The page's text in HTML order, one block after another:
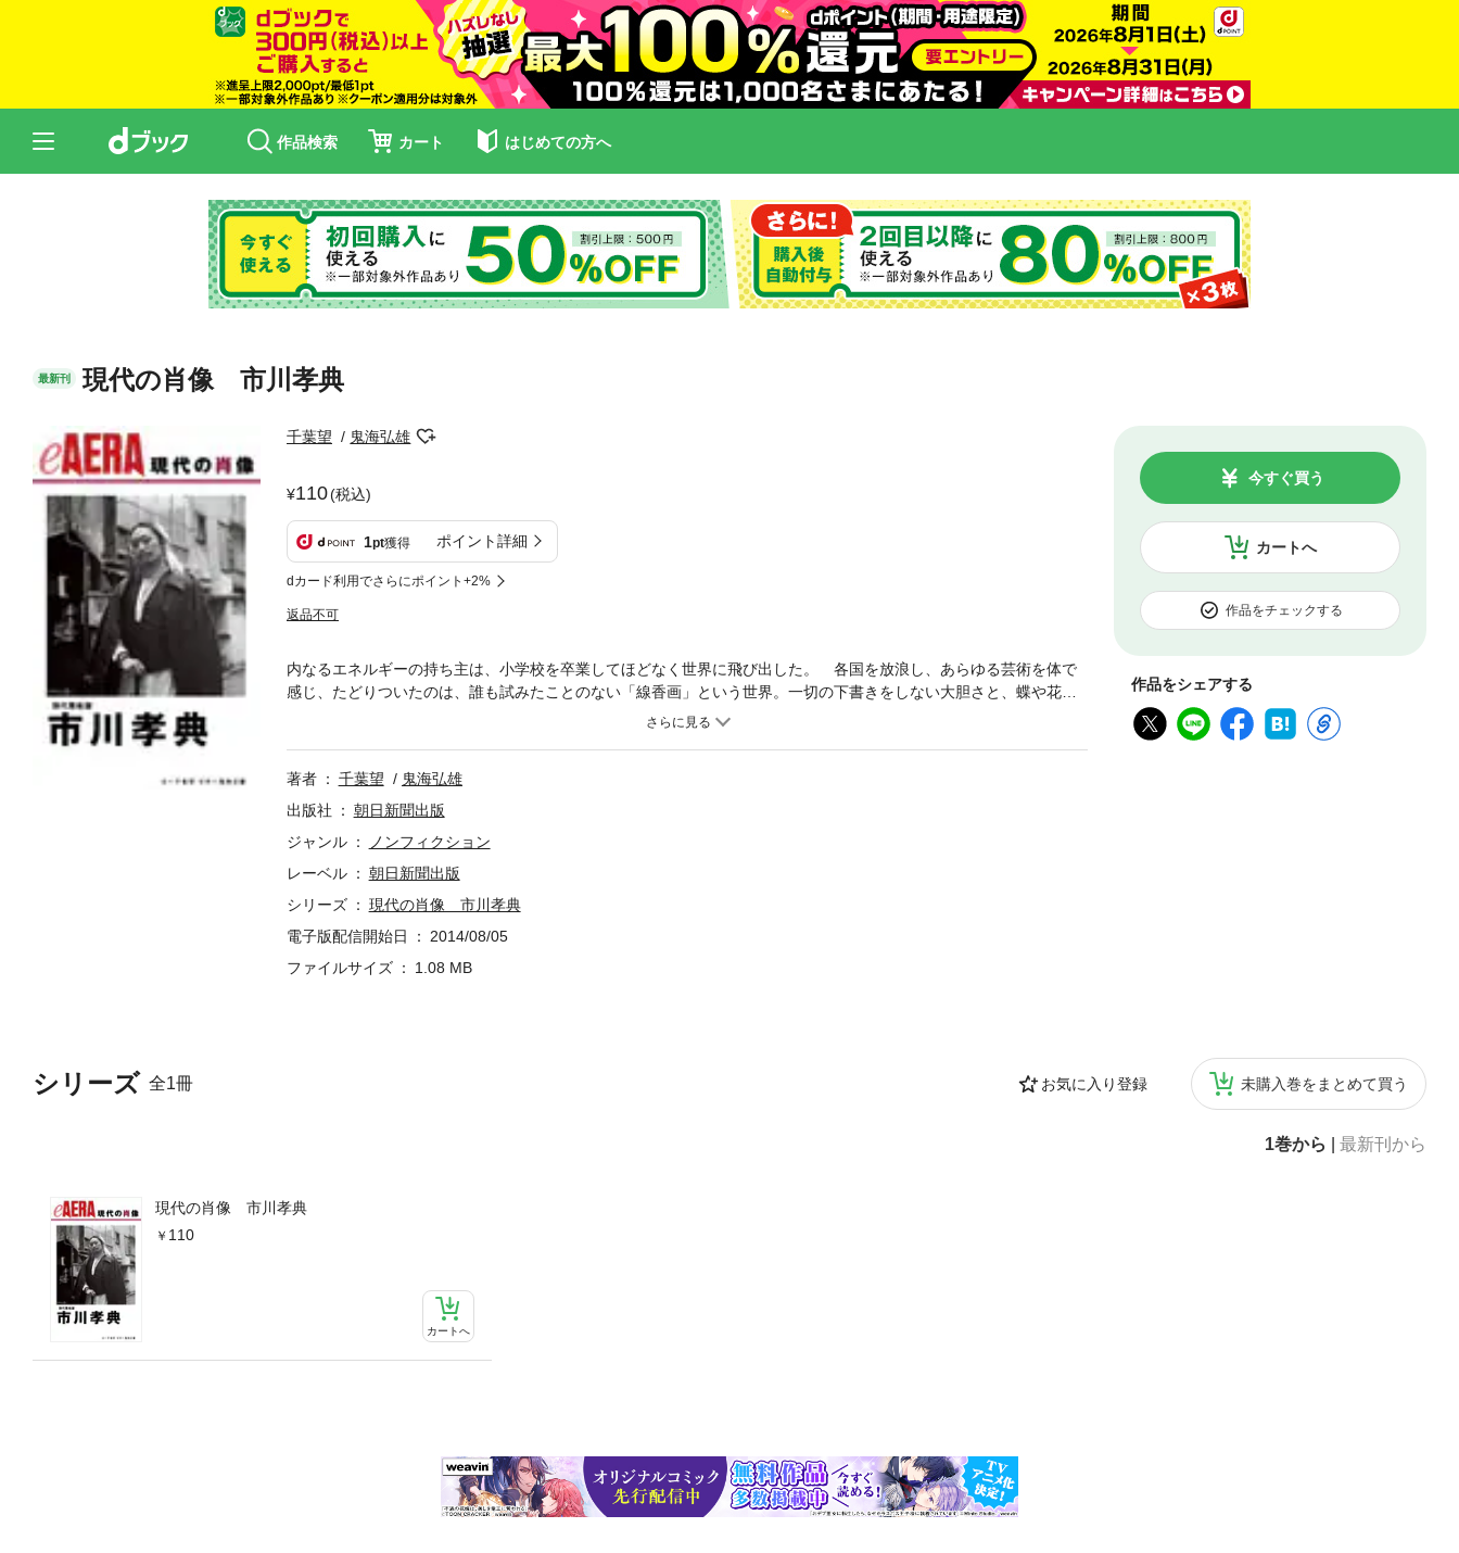
作品検索 カート はじめての方へ
最新刊 現代の肖像 市川孝典
千葉望 鬼海弘雄
110(税込)
1pt獲得 ポイント詳細
dカード利用でさらにポイント+2%
返品不可
カートへ
今すぐ買う
作品をチェックする
作品をシェアする
シリーズ 全1冊 お気に入り登録 未購入巻をまとめて買う
1巻から 最新刊から
現代の肖像 市川孝典
110
カートへ
内なるエネルギーの持ち主は、小学校を卒業してほどなく世界に飛び出した。 各国を放浪し、あらゆる芸術を体で
感じ、たどりついたのは、誰も試みたことのない「線香画」という世界。一切の下書きをしない大胆さと、蝶や花が
そこにあるような緻密さが同居する作品は、彼の何を写しているのか。
著者 千葉望
鬼海弘雄
出版社
朝日新聞出版
ジャンル
ノンフィクション
レーベル
朝日新聞出版
シリーズ
現代の肖像 市川孝典
電子版配信開始日
2014/08/05
ファイルサイズ
1.08 MB